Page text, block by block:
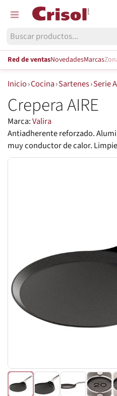
Red de ventasNovedadesMarcas
Inicio›Cocina›Sartenes›Serie
Crepera AIRE
Marca:Valira
Antiadherente reforzado.
muy conductor de calor.